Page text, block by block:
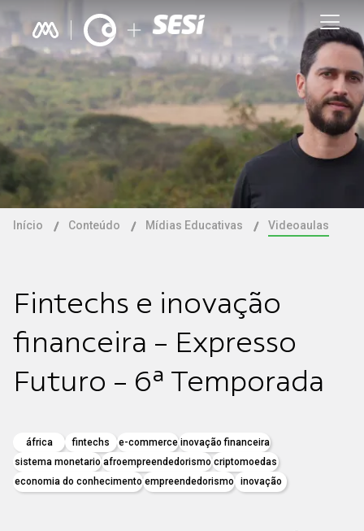
Início Conteúdo Mídias Educativas Videoaulas
Fintechs e inovação
financeira - Expresso
Futuro - 6ª Temporada
áfrica fintechs e-commerce inovação financeira
sistema monetario afroempreendedorismo criptomoedas
economia do conhecimento empreendedorismo inovação